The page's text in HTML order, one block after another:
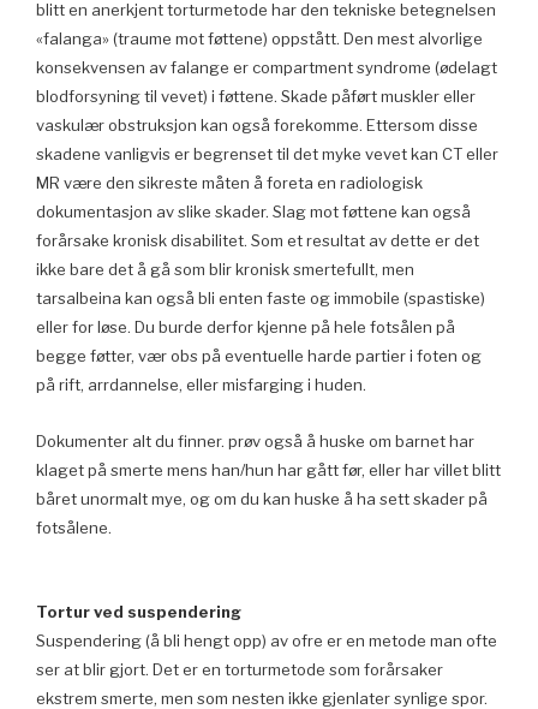
blitt en anerkjent torturmetode har den tekniske betegnelsen
«falanga» (traume mot føttene) oppstått. Den mest alvorlige
konsekvensen av falange er compartment syndrome (ødelagt
blodforsyning til vevet) i føttene. Skade påført muskler eller
vaskulær obstruksjon kan også forekomme. Ettersom disse
skadene vanligvis er begrenset til det myke vevet kan CT eller
MR være den sikreste måten å foreta en radiologisk
dokumentasjon av slike skader. Slag mot føttene kan også
forårsake kronisk disabilitet. Som et resultat av dette er det
ikke bare det å gå som blir kronisk smertefullt, men
tarsalbeina kan også bli enten faste og immobile (spastiske)
eller for løse. Du burde derfor kjenne på hele fotsålen på
begge føtter, vær obs på eventuelle harde partier i foten og
på rift, arrdannelse, eller misfarging i huden.
Dokumenter alt du finner. prøv også å huske om barnet har
klaget på smerte mens han/hun har gått før, eller har villet blitt
båret unormalt mye, og om du kan huske å ha sett skader på
fotsålene.
Tortur ved suspendering
Suspendering (å bli hengt opp) av ofre er en metode man ofte
ser at blir gjort. Det er en torturmetode som forårsaker
ekstrem smerte, men som nesten ikke gjenlater synlige spor.